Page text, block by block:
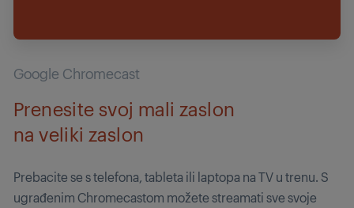
Google Chromecast
Prenesite svoj mali zaslon
na veliki zaslon
Prebacite se s telefona, tableta ili laptopa na TV u trenu. S
ugrađenim Chromecastom možete streamati sve svoje